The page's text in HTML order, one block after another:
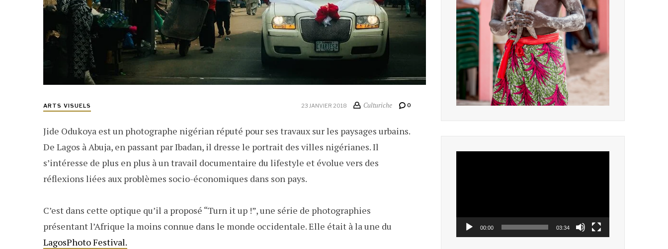
ARTS VISUELS 23 JANVIER 2018 Culturiche 0
Jide Odukoya est un photographe nigérian réputé pour ses travaux sur les paysages urbains.
De Lagos à Abuja, en passant par Ibadan, il dresse le portrait des villes nigérianes. Il
s’intéresse de plus en plus à un travail documentaire du lifestyle et évolue vers des
réflexions liées aux problèmes socio-économiques dans son pays.
C’est dans cette optique qu’il a proposé “Turn it up !”, une série de photographies
présentant l’Afrique la moins connue dans le monde occidentale. Elle était à la une du
LagosPhoto Festival.
00:00 03:34